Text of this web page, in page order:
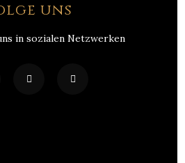
uns
in sozialen Netzwerken